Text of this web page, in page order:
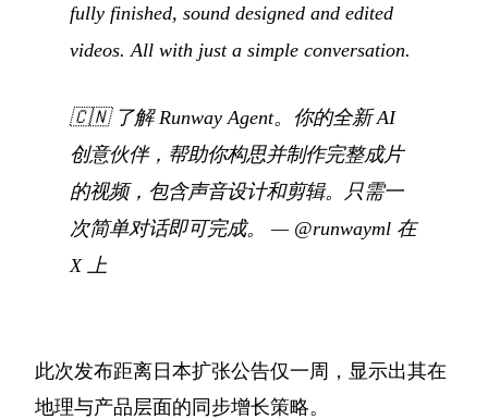
fully finished, sound designed and edited
videos. All with just a simple conversation.
🇨🇳 了解 Runway Agent。你的全新 AI
创意伙伴，帮助你构思并制作完整成片
的视频，包含声音设计和剪辑。只需一
次简单对话即可完成。
— @runwayml 在
X 上
此次发布距离日本扩张公告仅一周，显示出其在
地理与产品层面的同步增长策略。